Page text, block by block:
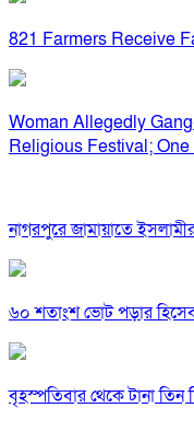
821 Farmers Receive
Woman Allegedly
Religious Festival; One
নাগরপুরে জামায়াতে
৬০ শতাংশ ভোট পড়ার
বৃহস্পতিবার থেকে টানা তিন